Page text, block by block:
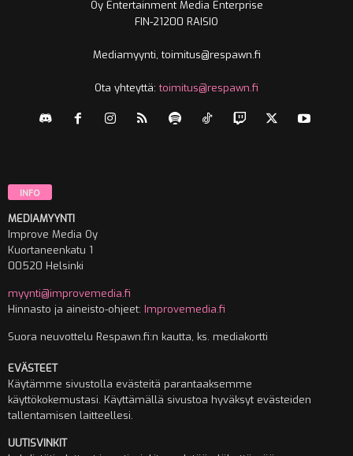
Oy Entertainment Media Enterprise
FIN-21200 RAISIO
Mediamyynti, toimitus@respawn.fi
Ota yhteyttä:toimitus@respawn.fi
INFO
MEDIAMYYNTI
Improve Media Oy
Kuortaneenkatu 1
00520 Helsinki
myynti@improvemedia.fi
Hinnasto ja aineisto-ohjeet: Improvemedia.fi
Suora neuvottelu Respawn.fi:n kautta, ks. mediakortti
EVÄSTEET
Käytämme sivustolla evästeitä parantaaksemme
käyttökokemustasi. Käyttämällä sivustoa hyväksyt evästeiden
tallentamisen laitteellesi.
UUTISVINKIT